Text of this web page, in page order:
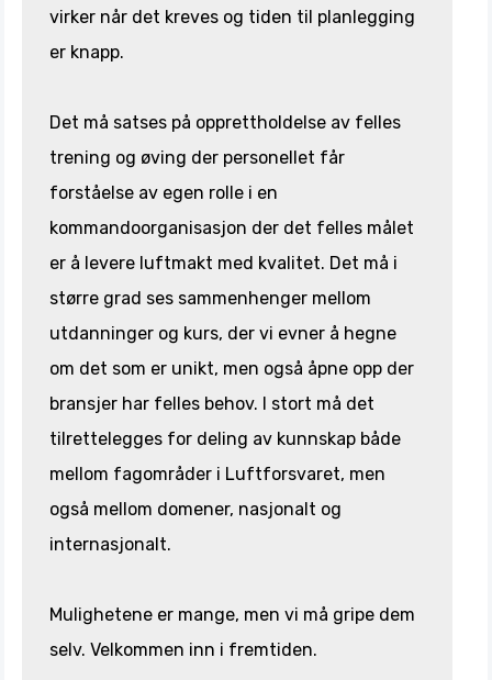
virker når det kreves og tiden til planlegging
er knapp.
Det må satses på opprettholdelse av felles
trening og øving der personellet får
forståelse av egen rolle i en
kommandoorganisasjon der det felles målet
er å levere luftmakt med kvalitet. Det må i
større grad ses sammenhenger mellom
utdanninger og kurs, der vi evner å hegne
om det som er unikt, men også åpne opp der
bransjer har felles behov. I stort må det
tilrettelegges for deling av kunnskap både
mellom fagområder i Luftforsvaret, men
også mellom domener, nasjonalt og
internasjonalt.
Mulighetene er mange, men vi må gripe dem
selv. Velkommen inn i fremtiden.